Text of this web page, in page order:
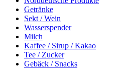
Getränke
Sekt / Wein
Wasserspender
Milch
Kaffee / Sirup / Kakao
Tee / Zucker
Gebäck / Snacks